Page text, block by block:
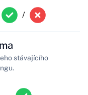
/
stávajícího